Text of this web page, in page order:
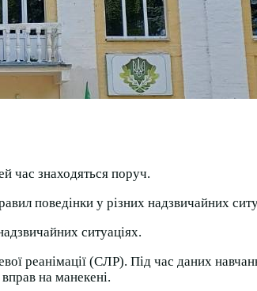
час знаходяться поруч.
поведінки у різних надзвичайних
ситуаціях.
реанімації (СЛР). Під час даних
на манекені.